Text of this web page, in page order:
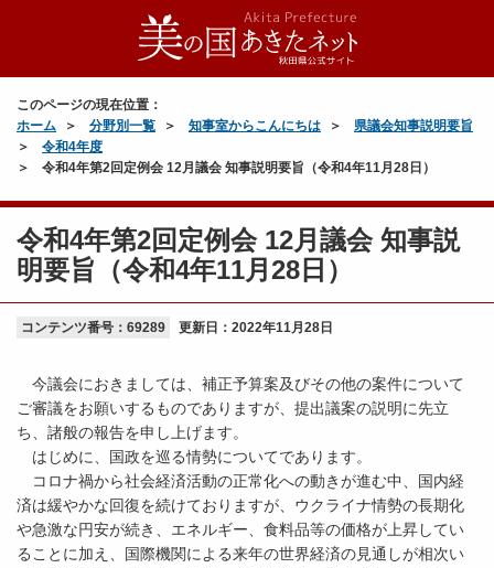
このページの現在位置：
ホーム
分野別一覧 知事室からこんにちは
県議会知事説明要旨
令和4年度
令和4年第2回定例会 12月議会 知事説明要旨（令和4年11月28日）
令和4年第2回定例会 12月議会 知事説
明要旨（令和4年11月28日）
コンテンツ番号：69289 更新日： 2022年11月28日
今議会におきましては、補正予算案及びその他の案件について
ご審議をお願いするものでありますが、提出議案の説明に先立
ち、諸般の報告を申し上げます。
はじめに、国政を巡る情勢についてであります。
コロナ禍から社会経済活動の正常化への動きが進む中、国内経
済は緩やかな回復を続けておりますが、ウクライナ情勢の長期化
や急激な円安が続き、エネルギー、食料品等の価格が上昇してい
ることに加え、国際機関による来年の世界経済の見通しが相次い